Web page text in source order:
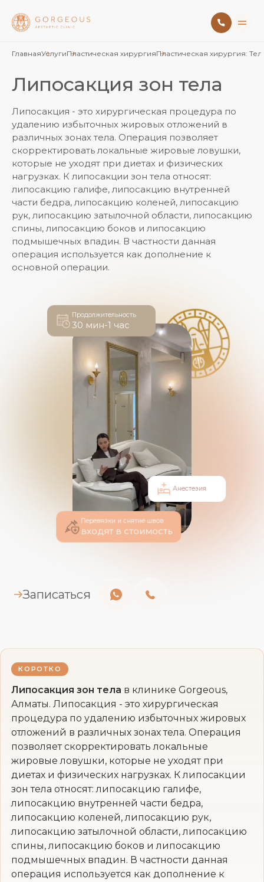
ГлавнаяУслугиПластическая хирургияПластическая хирургия:
Липосакция зон тела
Липосакция - это хирургическая процедура по
удалению избыточных жировых отложений в
различных зонах тела. Операция позволяет
скорректировать локальные жировые ловушки,
которые не уходят при диетах и физических
нагрузках. К липосакции зон тела относят:
липосакцию галифе, липосакцию внутренней
части бедра, липосакцию коленей, липосакцию
рук, липосакцию затылочной области, липосакцию
спины, липосакцию боков и липосакцию
подмышечных впадин. В частности данная
операция используется как дополнение к
основной операции.
Продолжительность
30 мин-1 час
Анестезия
Перевязки и снятие швов
входят в стоимость
Записаться
КОРОТКО
Липосакция зон тела в клинике Gorgeous,
Алматы. Липосакция - это хирургическая
процедура по удалению избыточных жировых
отложений в различных зонах тела. Операция
позволяет скорректировать локальные
жировые ловушки, которые не уходят при
диетах и физических нагрузках. К липосакции
зон тела относят: липосакцию галифе,
липосакцию внутренней части бедра,
липосакцию коленей, липосакцию рук,
липосакцию затылочной области, липосакцию
спины, липосакцию боков и липосакцию
подмышечных впадин. В частности данная
операция используется как дополнение к